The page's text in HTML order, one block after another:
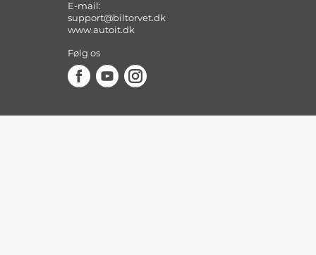
E-mail:
support@biltorvet.dk
www.autoit.dk
Følg os